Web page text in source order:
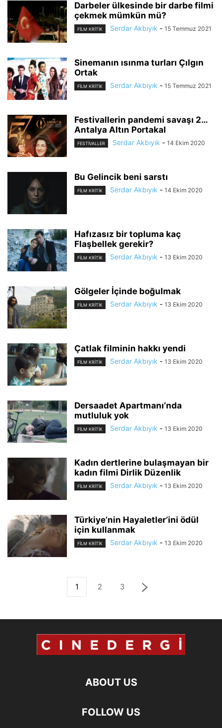
Darbeler ülkesinde bir darbe filmi
çekmek mümkün mü?
FILM KRITIK Serdar Akbıyık - 15 Temmuz 2021
Sinemanın ısınma turları Çılgın
Ortak
FILM KRITIK Serdar Akbıyık - 15 Temmuz 2021
Festivallerin pandemi savaşı 2…
Antalya Altın Portakal
FESTİVALLER Serdar Akbıyık - 14 Ekim 2020
Bu Gelincik beni sarstı
FILM KRITIK Serdar Akbıyık - 14 Ekim 2020
Hafızasız bir topluma kaç
Flaşbellek gerekir?
FILM KRITIK Serdar Akbıyık - 13 Ekim 2020
Gölgeler İçinde boğulmak
FILM KRITIK Serdar Akbıyık - 13 Ekim 2020
Çatlak filminin hakkı yendi
FILM KRITIK Serdar Akbıyık - 13 Ekim 2020
Dersaadet Apartmanı’nda
mutluluk yok
FILM KRITIK Serdar Akbıyık - 13 Ekim 2020
Kadın dertlerine bulaşmayan bir
kadın filmi Dirlik Düzenlik
FILM KRITIK Serdar Akbıyık - 13 Ekim 2020
Türkiye’nin Hayaletler’ini ödül
için kullanmak
FILM KRITIK Serdar Akbıyık - 13 Ekim 2020
1 2 3
ABOUT US
FOLLOW US